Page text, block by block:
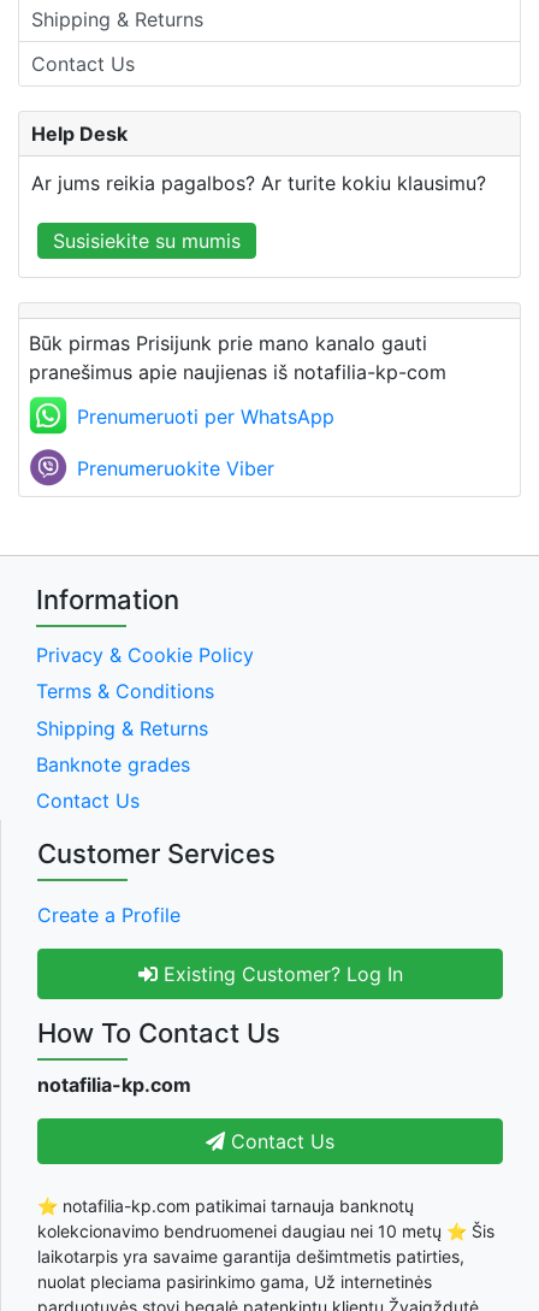
Shipping & Returns
Contact Us
Help Desk
Ar jums reikia pagalbos? Ar turite kokiu klausimu?
Susisiekite su mumis
Būk pirmas Prisijunk prie mano kanalo gauti
pranešimus apie naujienas iš notafilia-kp-com
Prenumeruoti per WhatsApp
Prenumeruokite Viber
Information
Privacy & Cookie Policy
Terms & Conditions
Shipping & Returns
Banknote grades
Contact Us
Customer Services
Create a Profile
Existing Customer? Log In
How To Contact Us
notafilia-kp.com
Contact Us
⭐ notafilia-kp.com patikimai tarnauja banknotų
kolekcionavimo bendruomenei daugiau nei 10 metų ⭐ Šis
laikotarpis yra savaime garantija dešimtmetis patirties,
nuolat pleciama pasirinkimo gama, Už internetinės
parduotuvės stovi begalė patenkintų klientų Žvaigždutė